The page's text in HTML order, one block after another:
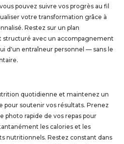
pouvez suivre vos progrès au fil
votre transformation grâce à
Restez sur un plan
structuré avec un accompagnement
d'un entraîneur personnel — sans le
quotidienne et maintenez un
pour soutenir vos résultats. Prenez
photo rapide de vos repas pour
les calories et les
nutritionnels. Restez constant dans